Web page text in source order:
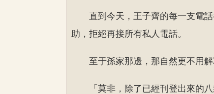
直到今天，王子齊的每一支電
助，拒絕再接所有私人電話。
至于孫家那邊，那自然更不用
「莫非，除了已經刊登出來的